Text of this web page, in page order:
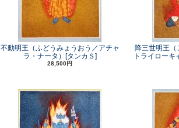
不動明王（ふどうみょうおう／アチャ
ラ・ナータ）[タンカＳ]
28,500円
降三世明王（
トライローキ